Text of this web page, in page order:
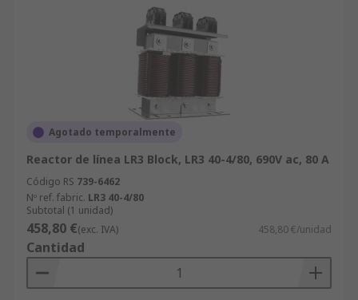
Agotado temporalmente
Reactor de línea LR3 Block, LR3 40-4/80, 690V ac, 80 A
Código RS 739-6462
Nº ref. fabric. LR3 40-4/80
Subtotal (1 unidad)
458,80 €(exc. IVA) 458,80 €/unidad
Cantidad